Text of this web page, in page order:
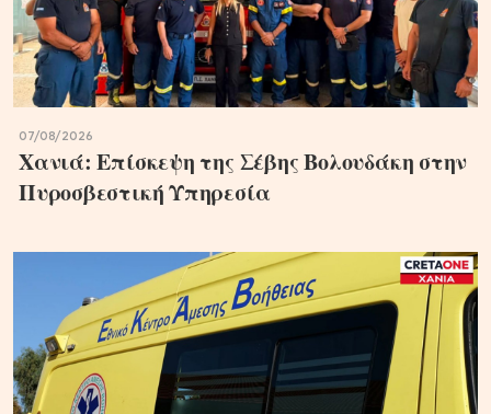
07/08/2026
Χανιά: Επίσκεψη της Σέβης Βολουδάκη στην
Πυροσβεστική Υπηρεσία